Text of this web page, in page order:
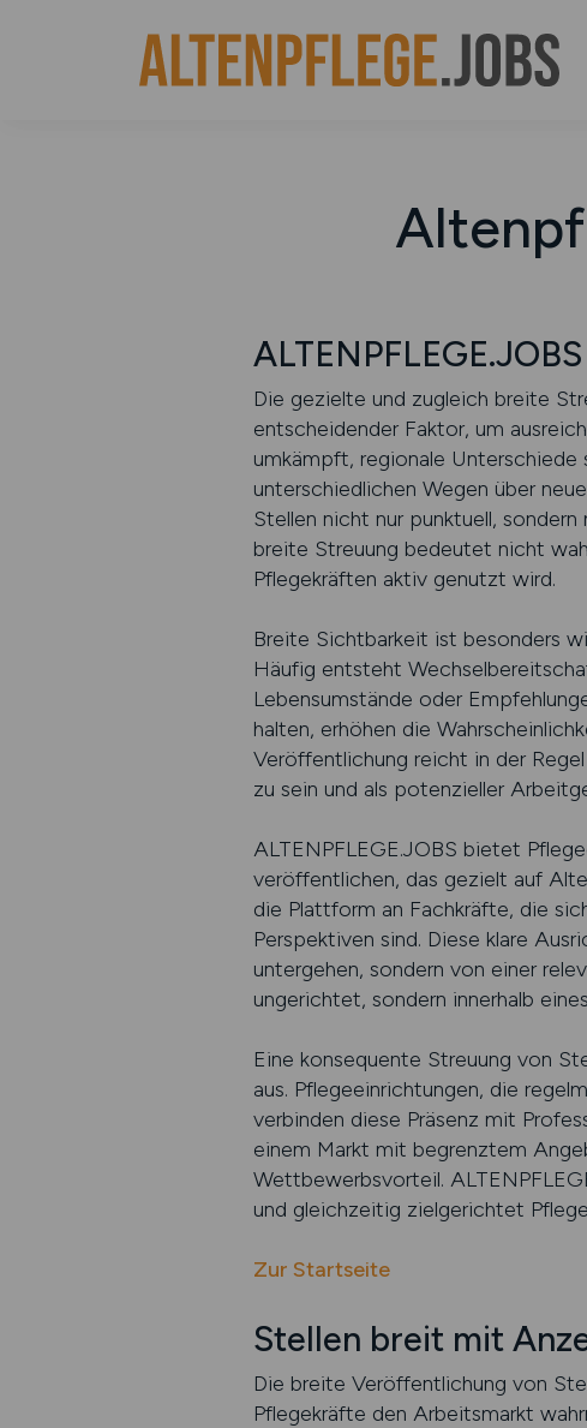
Die gezielte und zugleich breite
entscheidender Faktor, um
umkämpft, regionale
unterschiedlichen Wegen über
Stellen nicht nur punktuell,
breite Streuung bedeutet nicht
Pflegekräften aktiv genutzt wird.
Breite Sichtbarkeit ist besonders
Häufig entsteht
Lebensumstände oder
halten, erhöhen die
Veröffentlichung reicht in der
zu sein und als potenzieller
ALTENPFLEGE.JOBS bietet
veröffentlichen, das gezielt auf
die Plattform an Fachkräfte, die
Perspektiven sind. Diese klare
untergehen, sondern von einer
ungerichtet, sondern innerhalb
Eine konsequente Streuung von
aus. Pflegeeinrichtungen, die
verbinden diese Präsenz mit
einem Markt mit begrenztem
Wettbewerbsvorteil.
und gleichzeitig zielgerichtet
Zur Startseite
Stellen breit mit
Die breite Veröffentlichung von
Pflegekräfte den Arbeitsmarkt